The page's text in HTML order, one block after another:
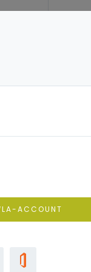
ACCOUNT